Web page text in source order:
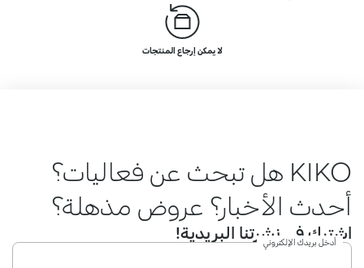
لا يمكن إرجاع المنتجات
KIKO هل تبحث عن فعاليات؟
أحدث الأخبار؟ عروض مذهلة؟
اشترك في نشرتنا البريدية!
أدخل بريدك الإلكتروني